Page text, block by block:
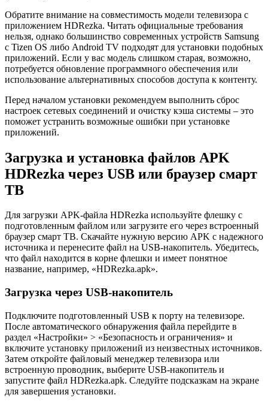
Обратите внимание на совместимость модели телевизора с
приложением HDRezka. Читать официальные требования
нельзя, однако большинство современных устройств Samsung
с Tizen OS либо Android TV подходят для установки подобных
приложений. Если у вас модель слишком старая, возможно,
потребуется обновление программного обеспечения или
использование альтернативных способов доступа к контенту.
Перед началом установки рекомендуем выполнить сброс
настроек сетевых соединений и очистку кэша системы – это
поможет устранить возможные ошибки при установке
приложений.
Загрузка и установка файлов APK
HDRezka через USB или браузер смарт
ТВ
Для загрузки APK-файла HDRezka используйте флешку с
подготовленным файлом или загрузите его через встроенный
браузер смарт ТВ. Скачайте нужную версию APK с надежного
источника и перенесите файл на USB-накопитель. Убедитесь,
что файл находится в корне флешки и имеет понятное
название, например, «HDRezka.apk».
Загрузка через USB-накопитель
Подключите подготовленный USB к порту на телевизоре.
После автоматического обнаружения файла перейдите в
раздел «Настройки» > «Безопасность и ограничения» и
включите установку приложений из неизвестных источников.
Затем откройте файловый менеджер телевизора или
встроенную проводник, выберите USB-накопитель и
запустите файл HDRezka.apk. Следуйте подсказкам на экране
для завершения установки.